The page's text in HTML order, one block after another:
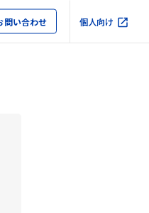
問い合わせ 個人向け